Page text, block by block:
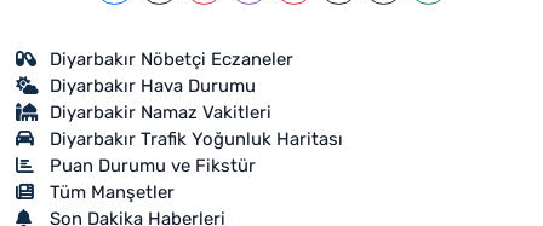
Diyarbakır Nöbetçi Eczaneler
Diyarbakır Hava Durumu
Diyarbakir Namaz Vakitleri
Diyarbakır Trafik Yoğunluk Haritası
Puan Durumu ve Fikstür
Tüm Manşetler
Son Dakika Haberleri